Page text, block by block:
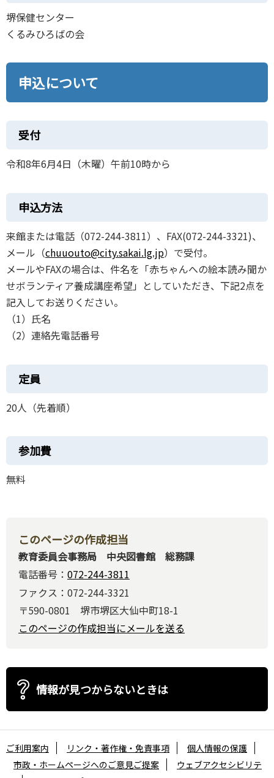
堺保健センター
くるみひろばの会
申込について
受付
令和8年6月4日（木曜）午前10時から
申込方法
来館または電話（072-244-3811）、FAX(072-244-3321)、
メール（chuuouto@city.sakai.lg.jp）で受付。
メールやFAXの場合は、件名を「赤ちゃんへの絵本読み聞か
せボランティア養成講座希望」としていただき、下記2点を
記入してお送りください。
（1）氏名
（2）連絡先電話番号
定員
20人（先着順）
参加費
無料
このページの作成担当
教育委員会事務局 中央図書館 総務課
電話番号： 072-244-3811
ファクス：072-244-3321
〒590-0801 堺市堺区大仙中町18-1
このページの作成担当にメールを送る
情報が見つからないときは
ご利用案内 リンク・著作権・免責事項
個人情報の保護
市政・ホームページへのご意見ご提案
ウェブアクセシビリテ